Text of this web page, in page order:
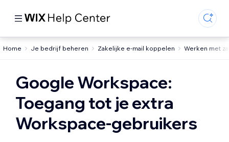
Home Je bedrijf beheren Zakelijke e-mail koppelen Werken met
Google Workspace:
Toegang tot je extra
Workspace-gebruikers